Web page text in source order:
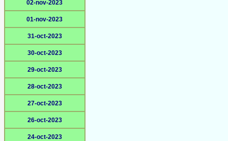
02-nov-2023
01-nov-2023
31-oct-2023
30-oct-2023
29-oct-2023
28-oct-2023
27-oct-2023
26-oct-2023
24-oct-2023